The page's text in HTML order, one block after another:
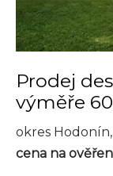
Prodej
výměře
okres
cena na